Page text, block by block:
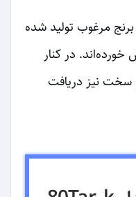
مرغوب تولید شده‌
در کنار
نیز دریافت